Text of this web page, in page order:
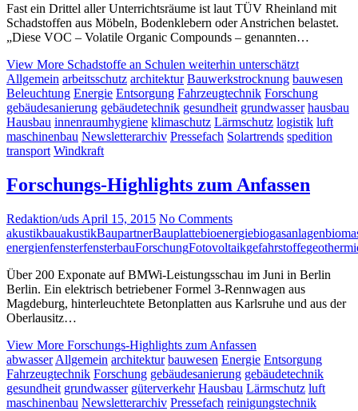
Fast ein Drittel aller Unterrichtsräume ist laut TÜV Rheinland mit
Schadstoffen aus Möbeln, Bodenklebern oder Anstrichen belastet.
„Diese VOC – Volatile Organic Compounds – genannten…
View More Schadstoffe an Schulen weiterhin unterschätzt
Allgemein arbeitsschutz architektur Bauwerkstrocknung bauwesen
Beleuchtung Energie Entsorgung Fahrzeugtechnik Forschung
gebäudesanierung gebäudetechnik gesundheit grundwasser hausbau
Hausbau innenraumhygiene klimaschutz Lärmschutz logistik luft
maschinenbau Newsletterarchiv Pressefach Solartrends spedition
transport Windkraft
Forschungs-Highlights zum Anfassen
Redaktion/uds April 15, 2015 No Comments
akustikbauakustikBaupartnerBauplattebioenergiebiogasanlagen
energienfensterfensterbauForschungFotovoltaikgefahrstoffe
Über 200 Exponate auf BMWi-Leistungsschau im Juni in Berlin
Berlin. Ein elektrisch betriebener Formel 3-Rennwagen aus
Magdeburg, hinterleuchtete Betonplatten aus Karlsruhe und aus der
Oberlausitz…
View More Forschungs-Highlights zum Anfassen
abwasser Allgemein architektur bauwesen Energie Entsorgung
Fahrzeugtechnik Forschung gebäudesanierung gebäudetechnik
gesundheit grundwasser güterverkehr Hausbau Lärmschutz luft
maschinenbau Newsletterarchiv Pressefach reinigungstechnik